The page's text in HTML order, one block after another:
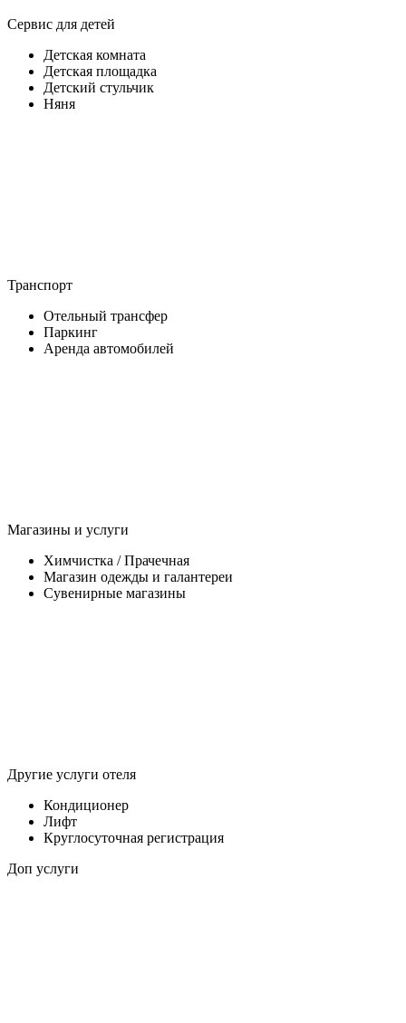
Сервис для детей
Детская комната
Детская площадка
Детский стульчик
Няня
Транспорт
Отельный трансфер
Паркинг
Аренда автомобилей
Магазины и услуги
Химчистка / Прачечная
Магазин одежды и галантереи
Сувенирные магазины
Другие услуги отеля
Кондиционер
Лифт
Круглосуточная регистрация
Доп услуги